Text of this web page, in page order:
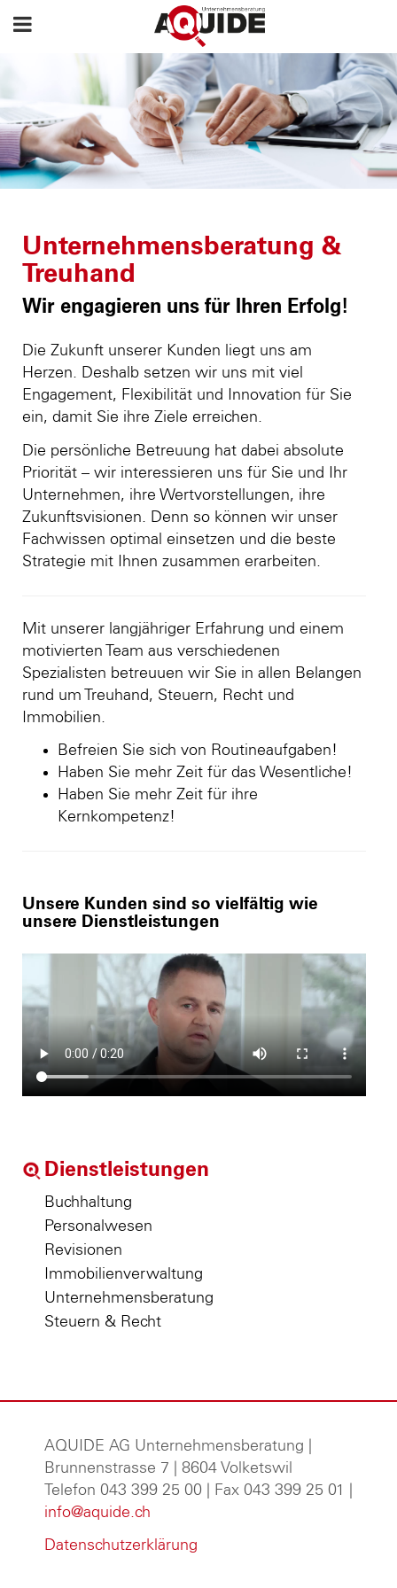
Unternehmensberatung &
Treuhand
Wir engagieren uns für Ihren Erfolg!
Die Zukunft unserer Kunden liegt uns am
Herzen. Deshalb setzen wir uns mit viel
Engagement, Flexibilität und Innovation für Sie
ein, damit Sie ihre Ziele erreichen.
Die persönliche Betreuung hat dabei absolute
Priorität – wir interessieren uns für Sie und Ihr
Unternehmen, ihre Wertvorstellungen, ihre
Zukunftsvisionen. Denn so können wir unser
Fachwissen optimal einsetzen und die beste
Strategie mit Ihnen zusammen erarbeiten.
Mit unserer langjähriger Erfahrung und einem
motivierten Team aus verschiedenen
Spezialisten betreuuen wir Sie in allen Belangen
rund um Treuhand, Steuern, Recht und
Immobilien.
Befreien Sie sich von Routineaufgaben!
Haben Sie mehr Zeit für das Wesentliche!
Haben Sie mehr Zeit für ihre
Kernkompetenz!
Unsere Kunden sind so vielfältig wie
unsere Dienstleistungen
Dienstleistungen
Buchhaltung
Personalwesen
Revisionen
Immobilienverwaltung
Unternehmensberatung
Steuern & Recht
AQUIDE AG Unternehmensberatung
Brunnenstrasse 7 | 8604 Volketswil
Telefon 043 399 25 00 | Fax 043 399 25 01 |
info@aquide.ch
Datenschutzerklärung